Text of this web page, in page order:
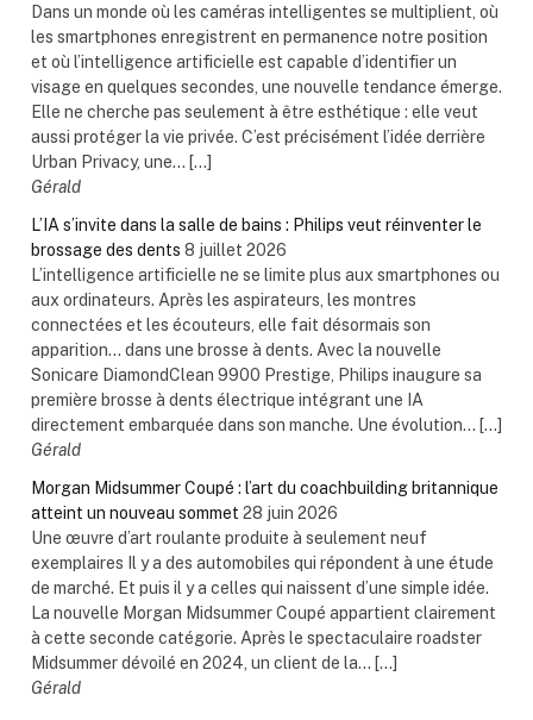
Dans un monde où les caméras intelligentes se multiplient, où
les smartphones enregistrent en permanence notre position
et où l’intelligence artificielle est capable d’identifier un
visage en quelques secondes, une nouvelle tendance émerge.
Elle ne cherche pas seulement à être esthétique : elle veut
aussi protéger la vie privée. C’est précisément l’idée derrière
Urban Privacy, une... […]
Gérald
L’IA s’invite dans la salle de bains : Philips veut réinventer le
brossage des dents 8 juillet 2026
L’intelligence artificielle ne se limite plus aux smartphones ou
aux ordinateurs. Après les aspirateurs, les montres
connectées et les écouteurs, elle fait désormais son
apparition… dans une brosse à dents. Avec la nouvelle
Sonicare DiamondClean 9900 Prestige, Philips inaugure sa
première brosse à dents électrique intégrant une IA
directement embarquée dans son manche. Une évolution... […]
Gérald
Morgan Midsummer Coupé : l’art du coachbuilding britannique
atteint un nouveau sommet 28 juin 2026
Une œuvre d’art roulante produite à seulement neuf
exemplaires Il y a des automobiles qui répondent à une étude
de marché. Et puis il y a celles qui naissent d’une simple idée.
La nouvelle Morgan Midsummer Coupé appartient clairement
à cette seconde catégorie. Après le spectaculaire roadster
Midsummer dévoilé en 2024, un client de la... […]
Gérald